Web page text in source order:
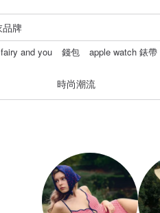
fairy and you 錢包 apple watch 錶帶
時尚潮流